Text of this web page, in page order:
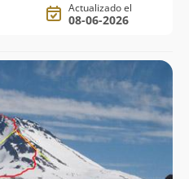
Actualizado el
08-06-2026